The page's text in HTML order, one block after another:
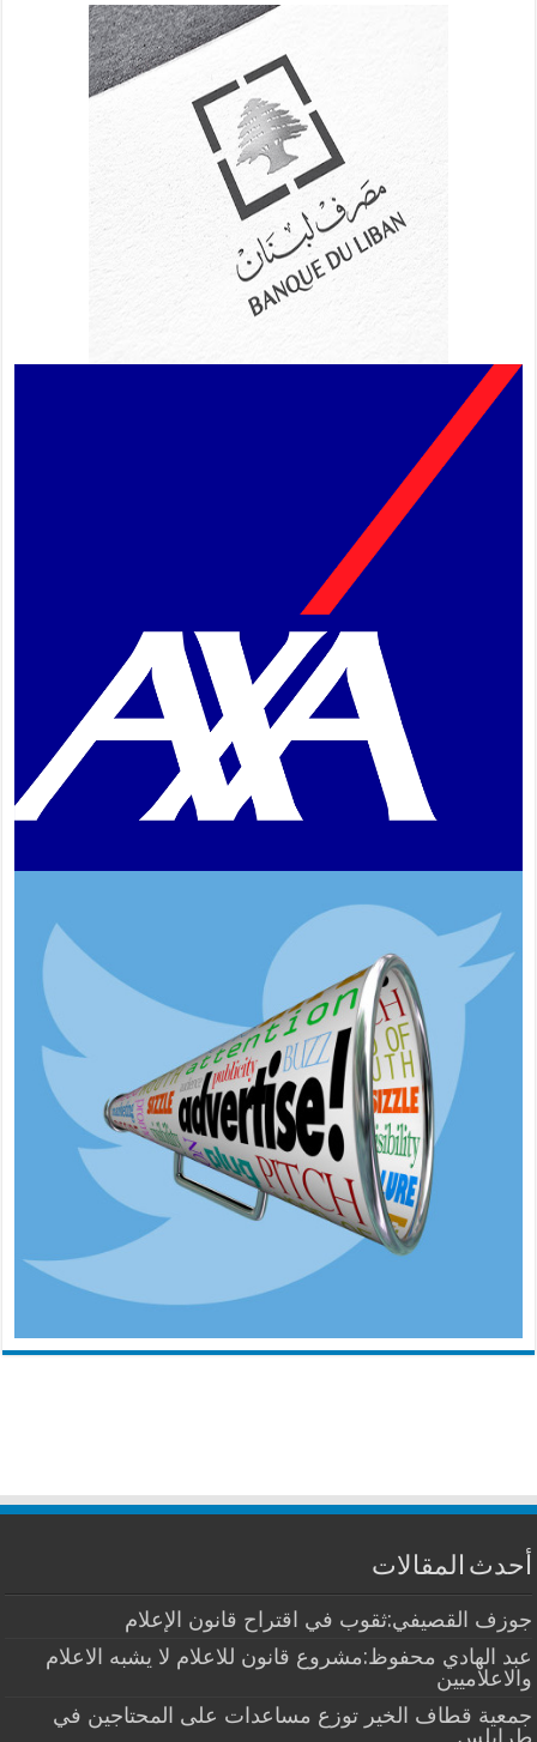
أحدث المقالات
جوزف القصيفي:ثقوب في اقتراح قانون الإعلام
عبد الهادي محفوظ:مشروع قانون للاعلام لا يشبه الاعلام
والاعلاميين
جمعية قطاف الخير توزع مساعدات على المحتاجين في
طرابلس